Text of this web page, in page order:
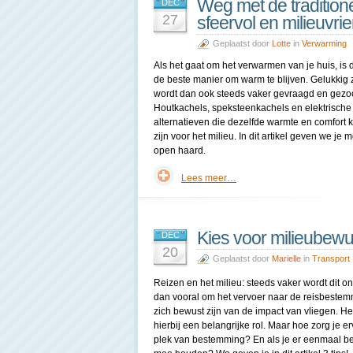
DEC
27
Weg met de
sfeervol en
Geplaatst door Lotte in Verwarming
Als het gaat om het verwarmen van je huis,
de beste manier om warm te blijven.
wordt dan ook steeds vaker gevraagd en
Houtkachels, speksteenkachels en
alternatieven die dezelfde warmte en comfort
zijn voor het milieu. In dit artikel geven we je
open haard.
Lees meer…
DEC
20
Kies voor
Geplaatst door Marielle in Transport
Reizen en het milieu: steeds vaker wordt dit
dan vooral om het vervoer naar de
zich bewust zijn van de impact van vliegen.
hierbij een belangrijke rol. Maar hoe zorg je
plek van bestemming? En als je er eenmaal